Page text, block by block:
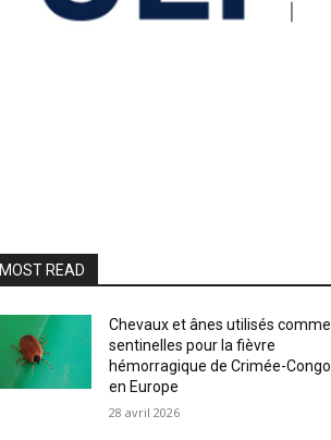
MOST READ
Chevaux et ânes utilisés comme
sentinelles pour la fièvre
hémorragique de Crimée-Congo
en Europe
28 avril 2026